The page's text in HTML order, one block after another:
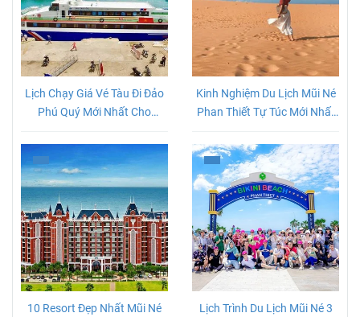
Lịch Chạy Giá Vé Tàu Đi Đảo
Phú Quý Mới Nhất Cho
Kinh Nghiệm Du Lịch Mũi Né
Phan Thiết Tự Túc Mới Nhất
10 Resort Đẹp Nhất Mũi Né
Lịch Trình Du Lịch Mũi Né 3